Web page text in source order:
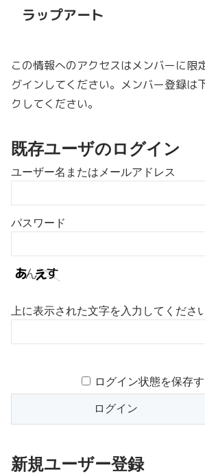
ラップアート
この情報へのアクセスはメンバーに限
グインしてください。メンバー登録は
クしてください。
既存ユーザのログイン
ユーザー名またはメールアドレス
パスワード
上に表示された文字を入力してくださ
ログイン状態を保存
新規ユーザー登録